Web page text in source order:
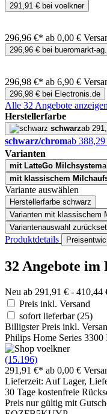
291,91 € bei voelkner
296,96 €* ab 0,00 €
296,96 € bei bueromarkt-
296,98 €* ab 6,90 €
296,98 € bei Electronis.de
Alle 32 Angebote anzeigen
Herstellerfarbe
schwarzab
schwarz/chromab 388,29
Varianten
mit LatteGo Milchsystem
mit klassischem
Variante auswählen
Herstellerfarbe schwarz
Varianten mit klassischem
Variantenauswahl
Produktdetails
32 Angebote im
Neu ab 291,91 € - 410,44
Preis inkl. Versand
sofort lieferbar(25)
Billigster Preis inkl.
Philips Home Series
(15.196)
291,91 €* ab 0,00 €
Lieferzeit: Auf Lager,
30 Tage kostenfreie
Preis nur gültig mit